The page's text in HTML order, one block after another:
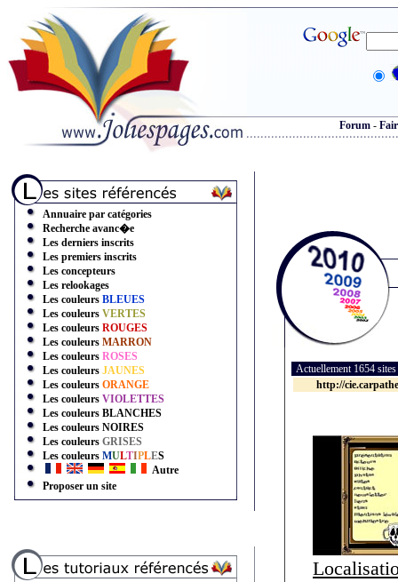
Forum -
Annuaire par catégories
Recherche avanc�e
Les derniers inscrits
Les premiers inscrits
Les concepteurs
Les relookages
Les couleurs BLEUES
Les couleurs VERTES
Les couleurs ROUGES
Les couleurs MARRON
Les couleurs ROSES
Les couleurs JAUNES
Les couleurs ORANGE
Les couleurs VIOLETTES
Les couleurs BLANCHES
Les couleurs NOIRES
Les couleurs GRISES
Les couleurs MULTIPLES
Autre
Proposer un site
Actuellement 1654
http://